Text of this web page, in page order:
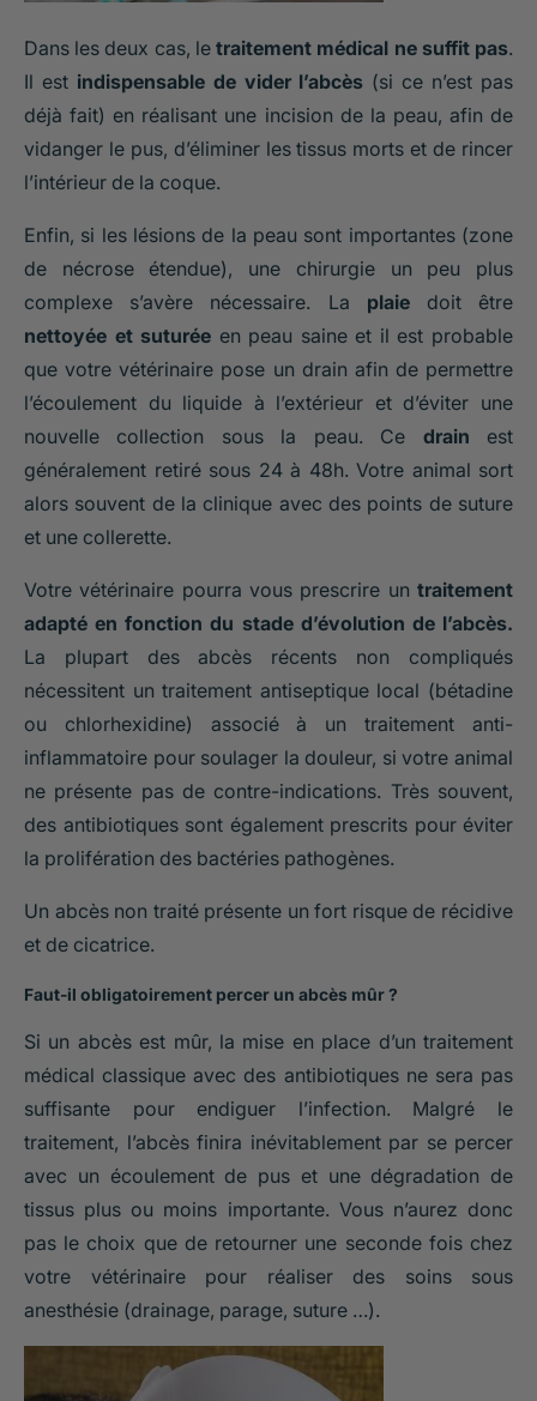
Dans les deux cas, letraitement médical ne suffit pas.
Il est indispensable de vider l’abcès (si ce n’est pas
déjà fait) en réalisant une incision de la peau, afin de
vidanger le pus, d’éliminer les tissus morts et de rincer
l’intérieur de la coque.
Enfin, si les lésions de la peau sont importantes (zone
de nécrose étendue), une chirurgie un peu plus
complexe s’avère nécessaire. La plaiedoit être
nettoyée et suturée en peau saine et il est probable
que votre vétérinaire pose un drain afin de permettre
l’écoulement du liquide à l’extérieur et d’éviter une
nouvelle collection sous la peau. Ce drain est
généralement retiré sous 24 à 48h. Votre animal sort
alors souvent de la clinique avec des points de suture
et une collerette.
Votre vétérinaire pourra vous prescrire un traitement
adapté en fonction du stade d’évolution de l’abcès.
La plupart des abcès récents non compliqués
nécessitent un traitement antiseptique local (bétadine
ou chlorhexidine) associé à un traitement anti-
inflammatoire pour soulager la douleur, si votre animal
ne présente pas de contre-indications. Très souvent,
des antibiotiques sont également prescrits pour éviter
la prolifération des bactéries pathogènes.
Un abcès non traité présente un fort risque de récidive
et de cicatrice.
Faut-il obligatoirement percer un abcès mûr ?
Si un abcès est mûr, la mise en place d’un traitement
médical classique avec des antibiotiques ne sera pas
suffisante pour endiguer l’infection. Malgré le
traitement, l’abcès finira inévitablement par se percer
avec un écoulement de pus et une dégradation de
tissus plus ou moins importante. Vous n’aurez donc
pas le choix que de retourner une seconde fois chez
votre vétérinaire pour réaliser des soins sous
anesthésie (drainage, parage, suture …).